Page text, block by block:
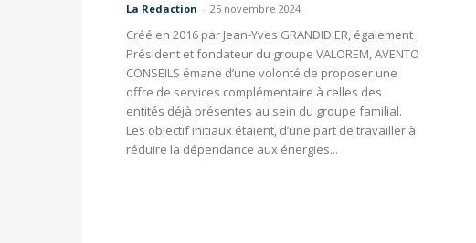
La Redaction - 25 novembre 2024
Créé en 2016 par Jean-Yves GRANDIDIER, également
Président et fondateur du groupe VALOREM, AVENTO
CONSEILS émane d’une volonté de proposer une
offre de services complémentaire à celles des
entités déjà présentes au sein du groupe familial.
Les objectif initiaux étaient, d’une part de travailler à
réduire la dépendance aux énergies...